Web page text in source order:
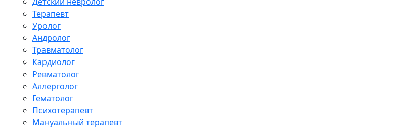
Терапевт
Уролог
Андролог
Травматолог
Кардиолог
Ревматолог
Аллерголог
Гематолог
Психотерапевт
Мануальный терапевт